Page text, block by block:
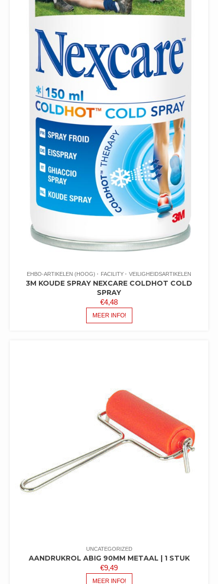
EHBO-ARTIKELEN (HOOG) FACILITY VEILIGHEIDSARTIKELEN
3M KOUDE SPRAY NEXCARE COLDHOT COLD
SPRAY
€4,48
MEER INFO!
UNCATEGORIZED
AANDRUKROL ABIG 90MM METAAL | 1 STUK
€9,49
MEER INFO!